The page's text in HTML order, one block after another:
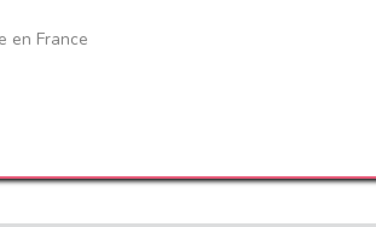
en France